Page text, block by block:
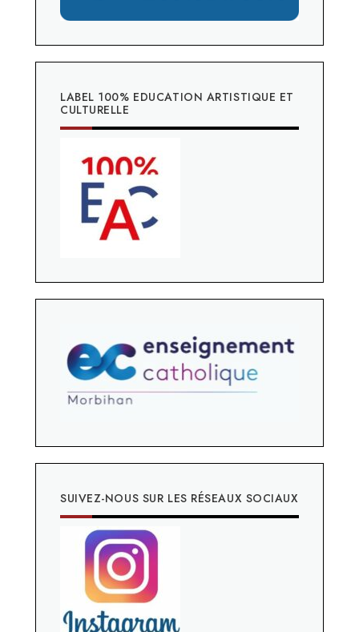
LABEL 100% EDUCATION ARTISTIQUE ET
CULTURELLE
SUIVEZ-NOUS SUR LES RÉSEAUX SOCIAUX